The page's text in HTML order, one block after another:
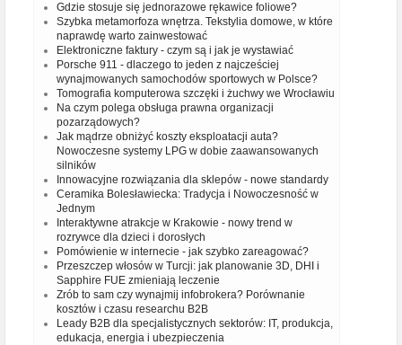
Gdzie stosuje się jednorazowe rękawice foliowe?
Szybka metamorfoza wnętrza. Tekstylia domowe, w które
naprawdę warto zainwestować
Elektroniczne faktury - czym są i jak je wystawiać
Porsche 911 - dlaczego to jeden z najcześciej
wynajmowanych samochodów sportowych w Polsce?
Tomografia komputerowa szczęki i żuchwy we Wrocławiu
Na czym polega obsługa prawna organizacji
pozarządowych?
Jak mądrze obniżyć koszty eksploatacji auta?
Nowoczesne systemy LPG w dobie zaawansowanych
silników
Innowacyjne rozwiązania dla sklepów - nowe standardy
Ceramika Bolesławiecka: Tradycja i Nowoczesność w
Jednym
Interaktywne atrakcje w Krakowie - nowy trend w
rozrywce dla dzieci i dorosłych
Pomówienie w internecie - jak szybko zareagować?
Przeszczep włosów w Turcji: jak planowanie 3D, DHI i
Sapphire FUE zmieniają leczenie
Zrób to sam czy wynajmij infobrokera? Porównanie
kosztów i czasu researchu B2B
Leady B2B dla specjalistycznych sektorów: IT, produkcja,
edukacja, energia i ubezpieczenia